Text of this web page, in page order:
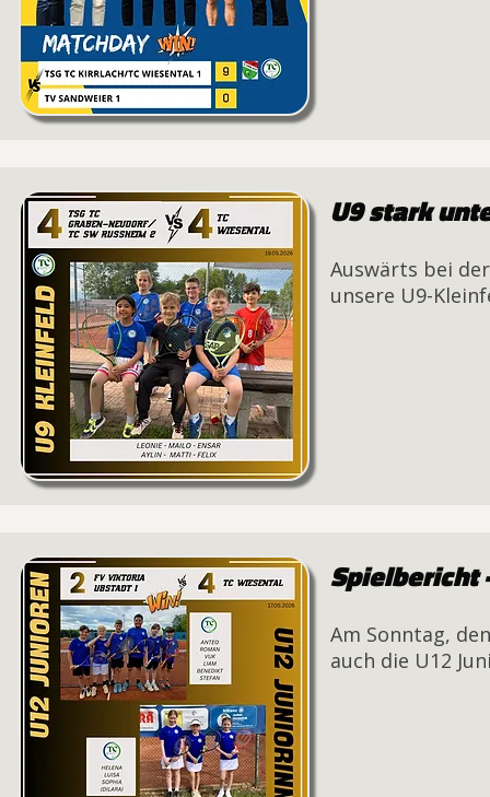
U9 stark
Auswärts bei
unsere U9-
Spielbericht
Am Sonntag,
auch die U12